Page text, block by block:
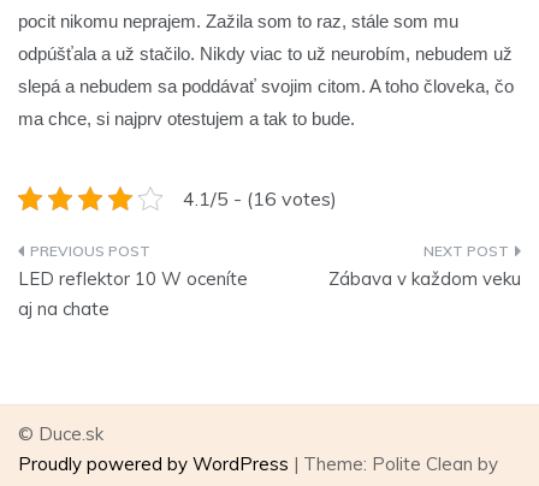
pocit nikomu neprajem. Zažila som to raz, stále som mu
odpúšťala a už stačilo. Nikdy viac to už neurobím, nebudem už
slepá a nebudem sa poddávať svojim citom. A toho človeka, čo
ma chce, si najprv otestujem a tak to bude.
4.1/5 - (16 votes)
Navigace
pro
LED reflektor 10 W oceníte
aj na chate
Zábava v každom veku
© Duce.sk
Proudly powered by WordPress | Theme: Polite Clean by